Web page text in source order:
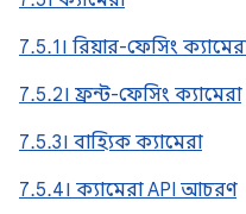
7.5.1। রিয়ার-ফেসিং
7.5.2। ফ্রন্ট-ফেসিং ক্যামেরা
7.5.3। বাহ্যিক ক্যামেরা
7.5.4। ক্যামেরা API আচরণ